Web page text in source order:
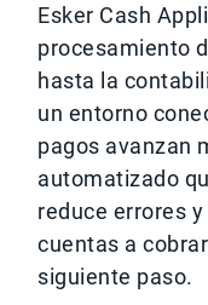
Esker Cash
procesamiento
hasta la
un entorno
pagos avanzan
automatizado
reduce errores
cuentas a
siguiente paso.